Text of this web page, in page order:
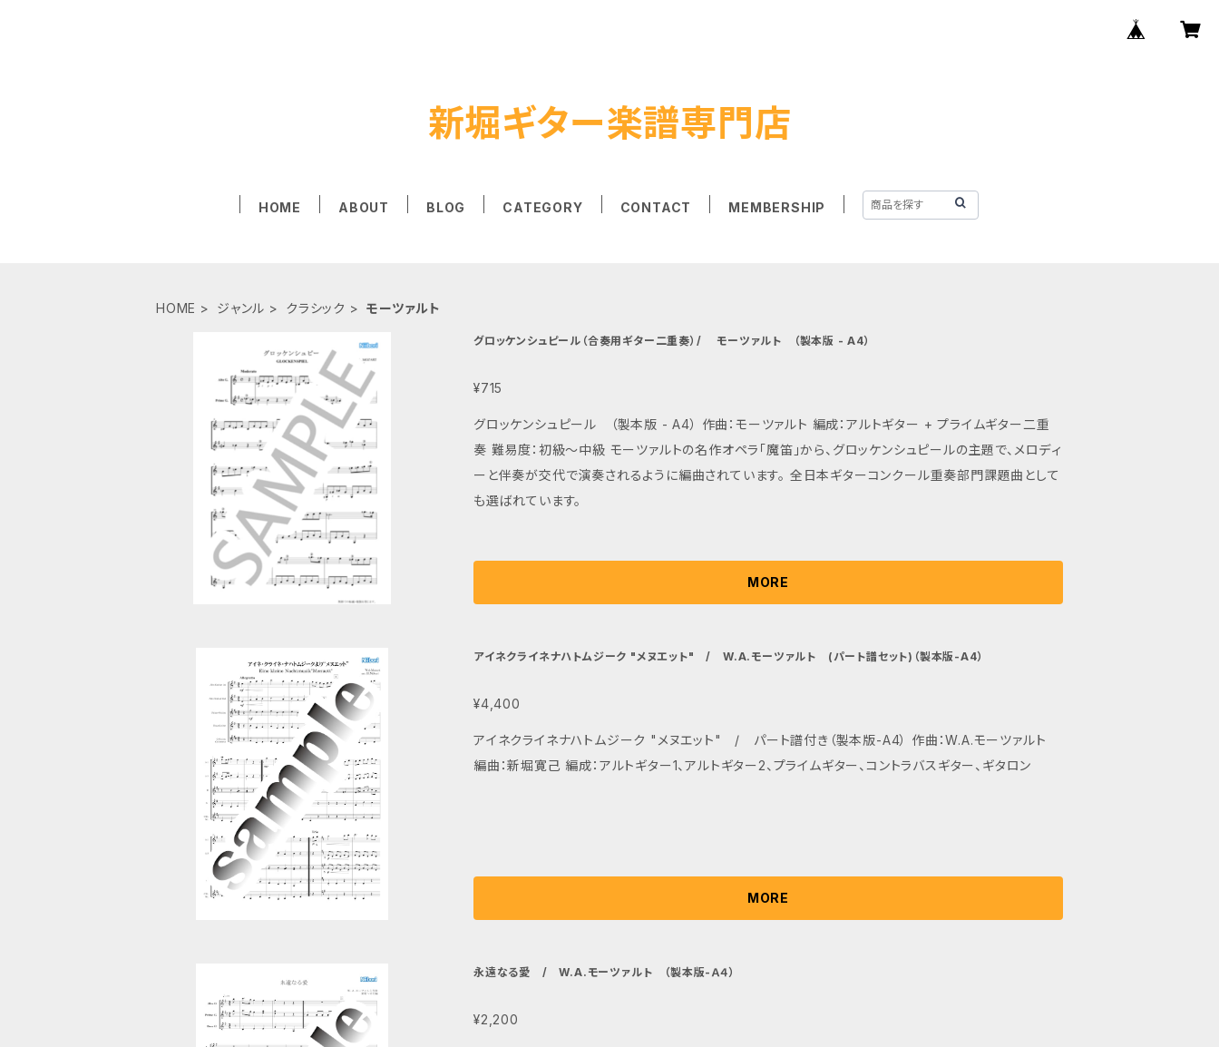
新堀ギター楽譜専門店
HOME ABOUT BLOG CATEGORY CONTACT MEMBERSHIP
HOME ジャンル クラシック モーツァルト
グロッケンシュピール（合奏用ギター二重奏）/ モーツァルト （製本版 - A4）
¥715
グロッケンシュピール （製本版 - A4） 作曲：モーツァルト 編成：アルトギター + プライムギター二重
奏 難易度：初級〜中級 モーツァルトの名作オペラ「魔笛」から、グロッケンシュピールの主題で、メロディ
ーと伴奏が交代で演奏されるように編曲されています。 全日本ギターコンクール重奏部門課題曲として
も選ばれています。
MORE
アイネクライネナハトムジーク "メヌエット" / W.A.モーツァルト (パート譜セット)（製本版-A4）
¥4,400
アイネクライネナハトムジーク "メヌエット" / パート譜付き（製本版-A4） 作曲：W.A.モーツァルト
編曲：新堀寛己 編成：アルトギター1、アルトギター2、プライムギター、コントラバスギター、ギタロン
MORE
永遠なる愛 / W.A.モーツァルト （製本版-Ａ４）
¥2,200